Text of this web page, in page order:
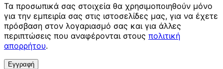
Τα προσωπικά σας στοιχεία θα χρησιμοποιηθούν μόνο
για την εμπειρία σας στις ιστοσελίδες μας, για να έχετε
πρόσβαση στον λογαριασμό σας και για άλλες
περιπτώσεις που αναφέρονται στους πολιτική
απορρήτου.
Εγγραφή